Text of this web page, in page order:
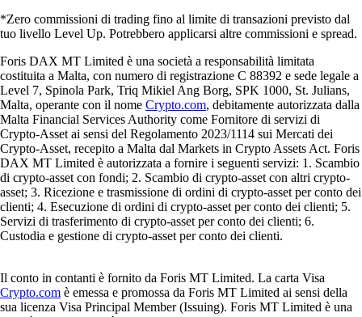
*Zero commissioni di trading fino al limite di transazioni previsto dal
tuo livello Level Up. Potrebbero applicarsi altre commissioni e spread.
Foris DAX MT Limited è una società a responsabilità limitata
costituita a Malta, con numero di registrazione C 88392 e sede legale a
Level 7, Spinola Park, Triq Mikiel Ang Borg, SPK 1000, St. Julians,
Malta, operante con il nome Crypto.com, debitamente autorizzata dalla
Malta Financial Services Authority come Fornitore di servizi di
Crypto-Asset ai sensi del Regolamento 2023/1114 sui Mercati dei
Crypto-Asset, recepito a Malta dal Markets in Crypto Assets Act. Foris
DAX MT Limited è autorizzata a fornire i seguenti servizi: 1. Scambio
di crypto-asset con fondi; 2. Scambio di crypto-asset con altri crypto-
asset; 3. Ricezione e trasmissione di ordini di crypto-asset per conto dei
clienti; 4. Esecuzione di ordini di crypto-asset per conto dei clienti; 5.
Servizi di trasferimento di crypto-asset per conto dei clienti; 6.
Custodia e gestione di crypto-asset per conto dei clienti.
Il conto in contanti è fornito da Foris MT Limited. La carta Visa
Crypto.com è emessa e promossa da Foris MT Limited ai sensi della
sua licenza Visa Principal Member (Issuing). Foris MT Limited è una